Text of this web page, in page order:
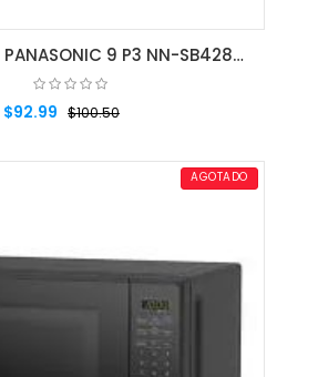
MICROONDAS PANASONIC 9 P3 NN-SB428SRU
$92.99 $100.50
AGOTADO